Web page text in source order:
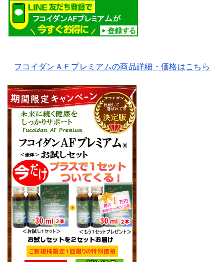
フコイダンＡＦプレミアムの商品詳細・価格はこちら